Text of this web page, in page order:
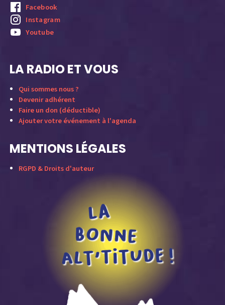
Facebook
Instagram
Youtube
LA RADIO ET VOUS
Qui sommes nous ?
Devenir adhérent
Faire un don (déductible)
Ajouter votre événement à l'agenda
MENTIONS LÉGALES
RGPD & Droits d'auteur